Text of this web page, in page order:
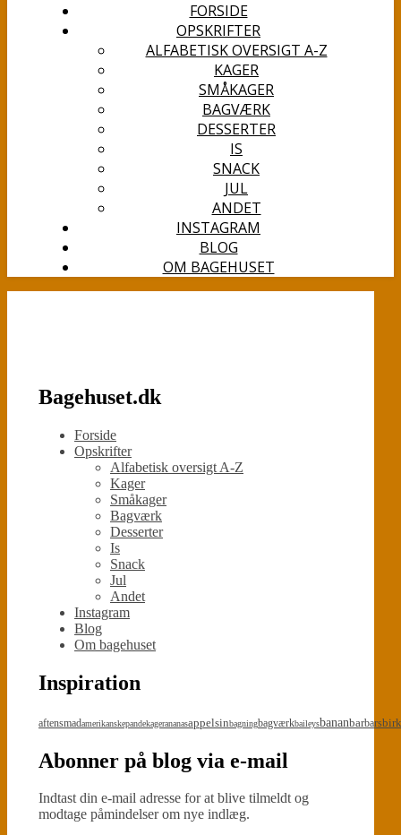
FORSIDE
OPSKRIFTER
ALFABETISK OVERSIGT A-Z
KAGER
SMÅKAGER
BAGVÆRK
DESSERTER
IS
SNACK
JUL
ANDET
INSTAGRAM
BLOG
OM BAGEHUSET
Bagehuset.dk
Forside
Opskrifter
Alfabetisk oversigt A-Z
Kager
Småkager
Bagværk
Desserter
Is
Snack
Jul
Andet
Instagram
Blog
Om bagehuset
Inspiration
aftensmadamerikanskepandekagerananasappelsinbagningbagværkbaileysbananbarbars
Abonner på blog via e-mail
Indtast din e-mail adresse for at blive tilmeldt og
modtage påmindelser om nye indlæg.